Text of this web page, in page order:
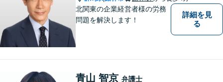
北関東の企業経営者様の労務
問題を解決します！
詳細を見
る
青山 智京 弁護士